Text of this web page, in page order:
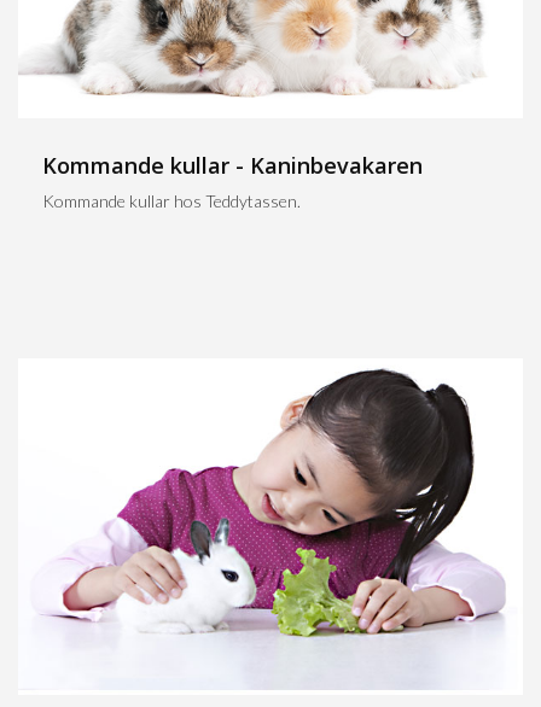
Kommande kullar - Kaninbevakaren
Kommande kullar hos Teddytassen.